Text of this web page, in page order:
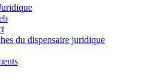
du dispensaire juridique